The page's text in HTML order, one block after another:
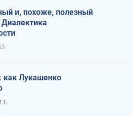
и, похоже, полезный
как Лукашенко
т.